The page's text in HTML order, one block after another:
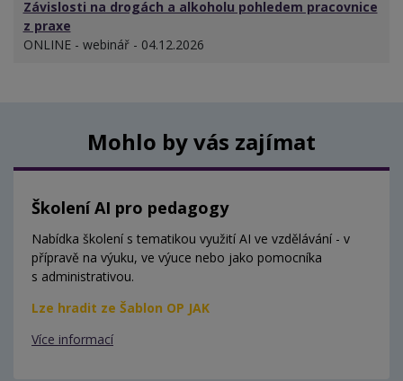
Závislosti na drogách a alkoholu pohledem pracovnice
z praxe
ONLINE - webinář - 04.12.2026
Mohlo by vás zajímat
Školení AI pro pedagogy
Nabídka školení s tematikou využití AI ve vzdělávání - v
přípravě na výuku, ve výuce nebo jako pomocníka
s administrativou.
Lze hradit ze Šablon OP JAK
Více informací